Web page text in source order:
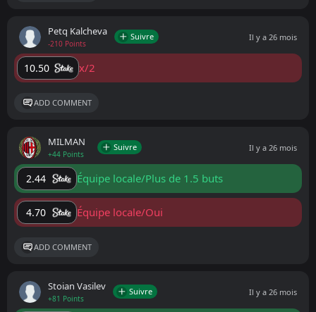
Petq Kalcheva
-210 Points
Suivre Il y a 26 mois
10.50 x/2
ADD COMMENT
MILMAN
+44 Points
Suivre Il y a 26 mois
2.44 Équipe locale/Plus de 1.5 buts
4.70 Équipe locale/Oui
ADD COMMENT
Stoian Vasilev
+81 Points
Suivre Il y a 26 mois